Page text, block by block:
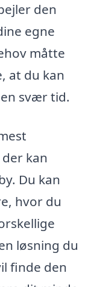
den
egne
måtte
at du kan
svær tid.
kan
Du kan
hvor du
løsning du
finde den